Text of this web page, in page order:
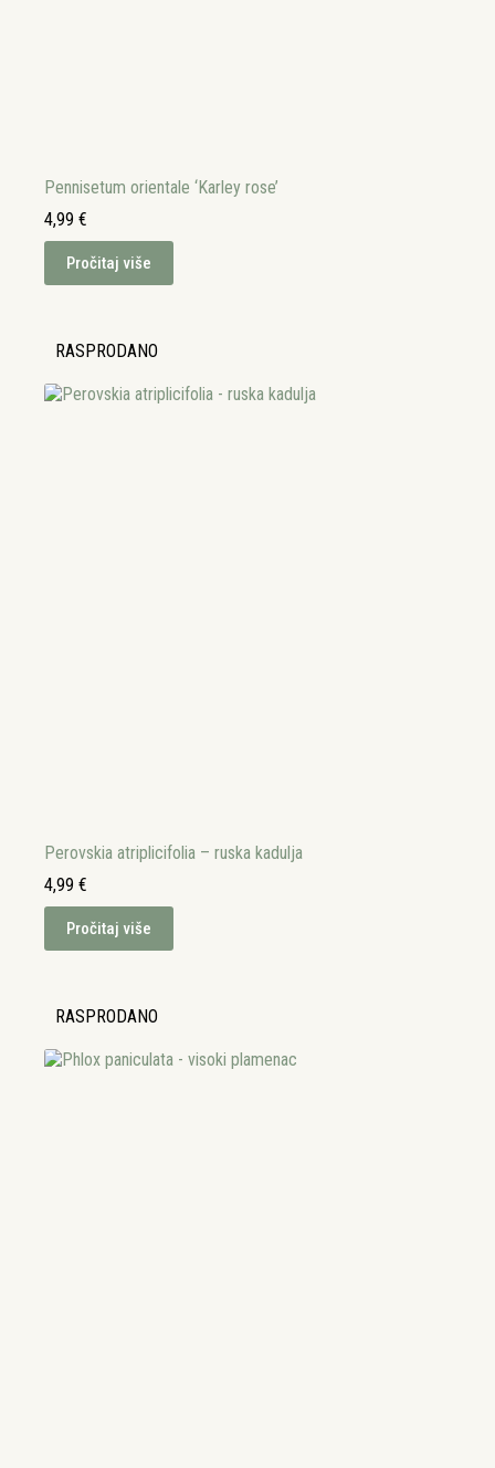
Pennisetum orientale ‘Karley rose’
4,99 €
Pročitaj više
RASPRODANO
Perovskia atriplicifolia – ruska kadulja
4,99 €
Pročitaj više
RASPRODANO